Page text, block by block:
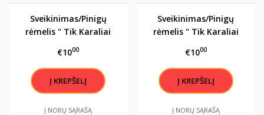
Sveikinimas/Pinigų
rėmelis " Tik Karaliai
€1000
Į NORŲ SĄRAŠĄ
Sveikinimas/Pinigų
rėmelis " Tik Karaliai
€1000
Į NORŲ SĄRAŠĄ